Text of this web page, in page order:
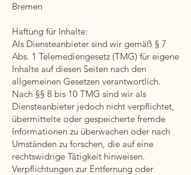
Bremen
Haftung für Inhalte:
Als Diensteanbieter sind wir gemäß § 7
Abs. 1 Telemediengesetz (TMG) für eigene
Inhalte auf diesen Seiten nach den
allgemeinen Gesetzen verantwortlich.
Nach §§ 8 bis 10 TMG sind wir als
Diensteanbieter jedoch nicht verpflichtet,
übermittelte oder gespeicherte fremde
Informationen zu überwachen oder nach
Umständen zu forschen, die auf eine
rechtswidrige Tätigkeit hinweisen.
Verpflichtungen zur Entfernung oder